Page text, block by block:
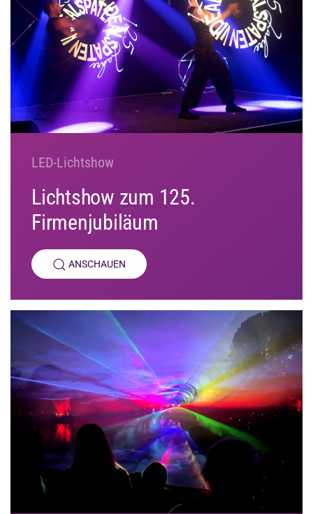
LED-Lichtshow
Lichtshow zum 125.
Firmenjubiläum
ANSCHAUEN